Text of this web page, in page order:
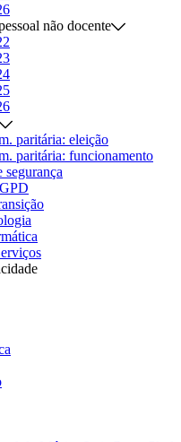
não docente
paritária: eleição
paritária: funcionamento
segurança